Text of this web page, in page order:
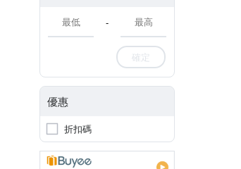
-
確定
優惠
折扣碼